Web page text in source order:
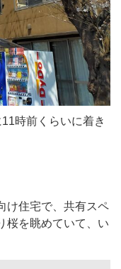
時前くらいに着き
け住宅で、共有スペ
桜を眺めていて、い